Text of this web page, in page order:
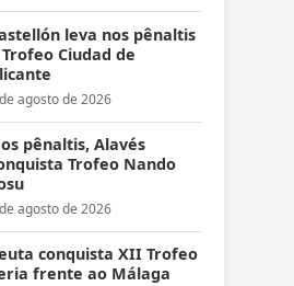
leva nos pênaltis
Ciudad de
agosto de 2026
pênaltis, Alavés
Trofeo Nando
agosto de 2026
conquista XII Trofeo
frente ao Málaga